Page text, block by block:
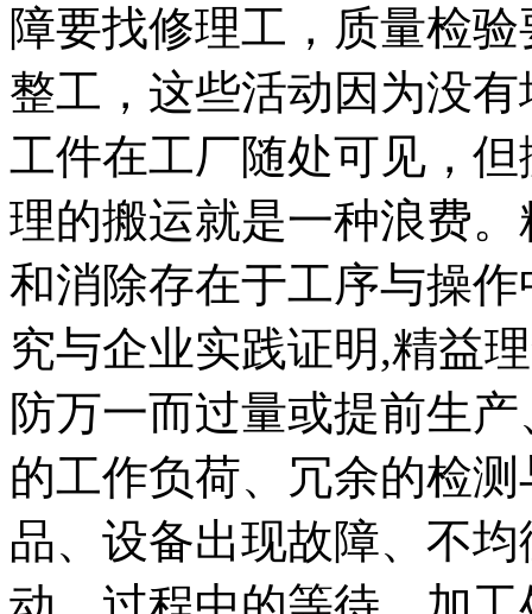
障要找修理工，质量检
整工，这些活动因为没
工件在工厂随处可见，
理的搬运就是一种浪费
和消除存在于工序与操
究与企业实践证明,精益
防万一而过量或提前生
的工作负荷、冗余的检
品、设备出现故障、不